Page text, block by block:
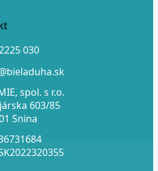
030
spol. s r.o.
603/85
Snina